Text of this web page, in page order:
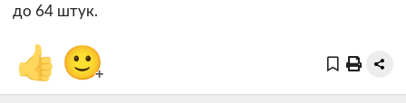
до 64 штук.
👍 🙂+